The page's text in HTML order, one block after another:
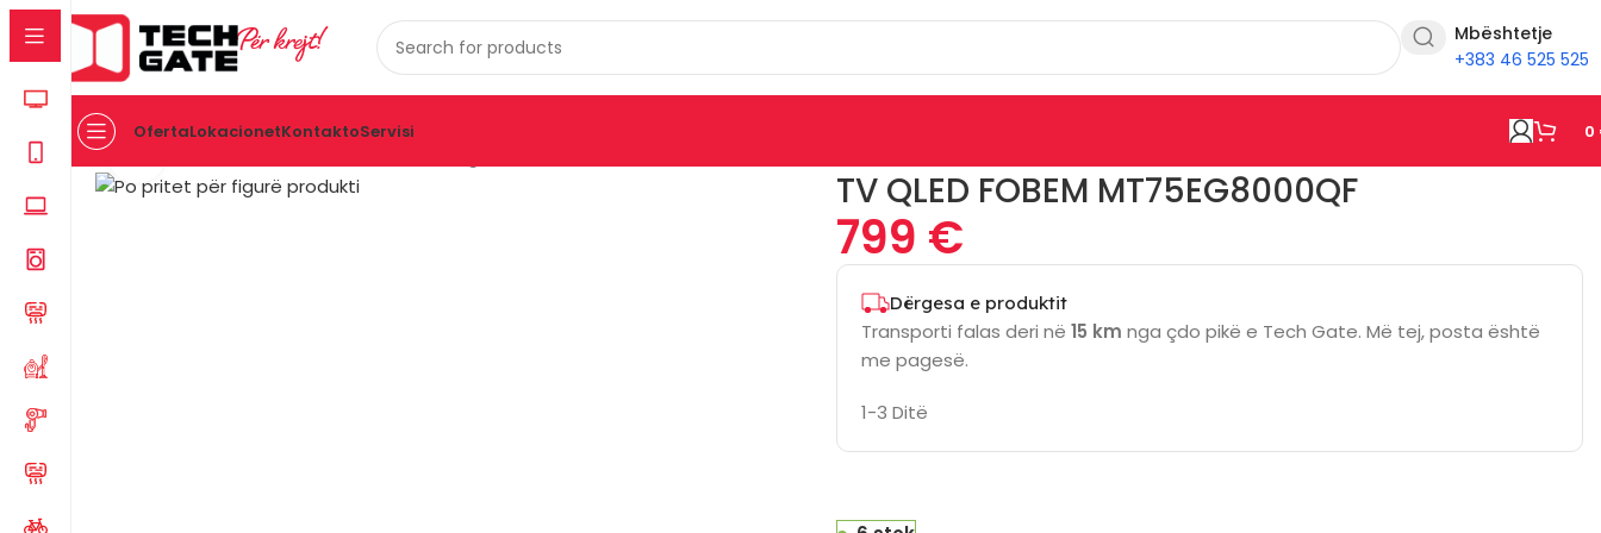
Për krejt!
Mbështetje
+383 46 525 525
OfertaLokacionetKontaktoServisi 0
Kreu
TV QLED FOBEM MT75EG8000QF
799 €
Dërgesa e produktit
Transporti falas deri në 15 km nga çdo pikë e Tech Gate. Më tej, posta është
me pagesë.
1-3 Ditë